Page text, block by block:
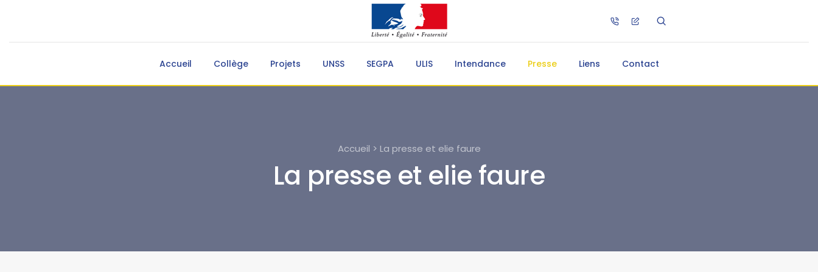
Accueil Collège Projets UNSS SEGPA ULIS Intendance Presse Liens Contact
Accueil > La presse et elie faure
La presse et elie faure